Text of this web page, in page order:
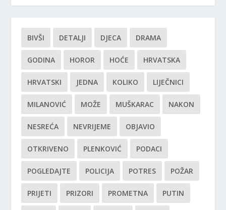
BIVŠI DETALJI DJECA DRAMA
GODINA HOROR HOĆE HRVATSKA
HRVATSKI JEDNA KOLIKO LIJEČNICI
MILANOVIĆ MOŽE MUŠKARAC NAKON
NESREĆA NEVRIJEME OBJAVIO
OTKRIVENO PLENKOVIĆ PODACI
POGLEDAJTE POLICIJA POTRES POŽAR
PRIJETI PRIZORI PROMETNA PUTIN